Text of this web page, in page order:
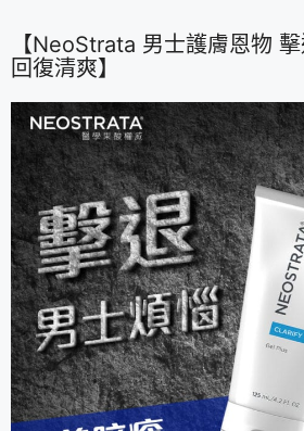
【NeoStrata 男士護膚恩物
回復清爽】